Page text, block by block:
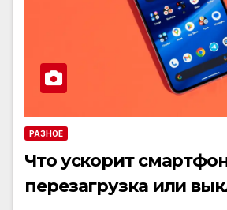
РАЗНОЕ
Что ускорит
перезагрузка или